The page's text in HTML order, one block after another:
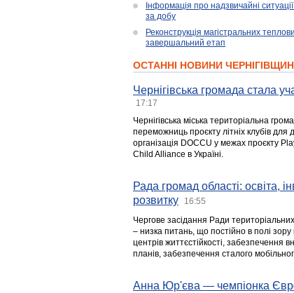
Інформація про надзвичайні
за добу
Реконструкція магістральних
завершальний етап
ОСТАННІ НОВИНИ
Чернігівська громада стала
17:17
Чернігівська міська територіальна
переможниць проєкту літніх клубів для
організація DOCCU у межах проєкту
Child Alliance в Україні.
Рада громад області: освіта,
розвитку
16:55
Чергове засідання Ради
– низка питань, що постійно в полі
центрів життєстійкості, забезпечення
планів, забезпечення сталого
Анна Юр'єва — чемпіонка